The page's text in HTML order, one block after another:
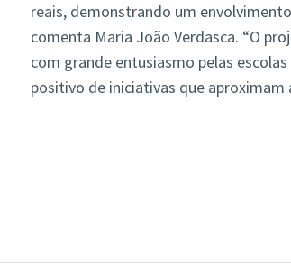
reais, demonstrando um
comenta Maria João Verdasca. “O
com grande entusiasmo pelas
positivo de iniciativas que aproximam